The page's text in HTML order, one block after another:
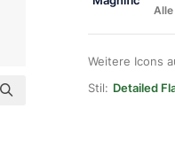
Weitere Icons
Stil: Detailed